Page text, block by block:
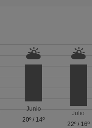
Junio
20º / 14º
Julio
22º/ 16º